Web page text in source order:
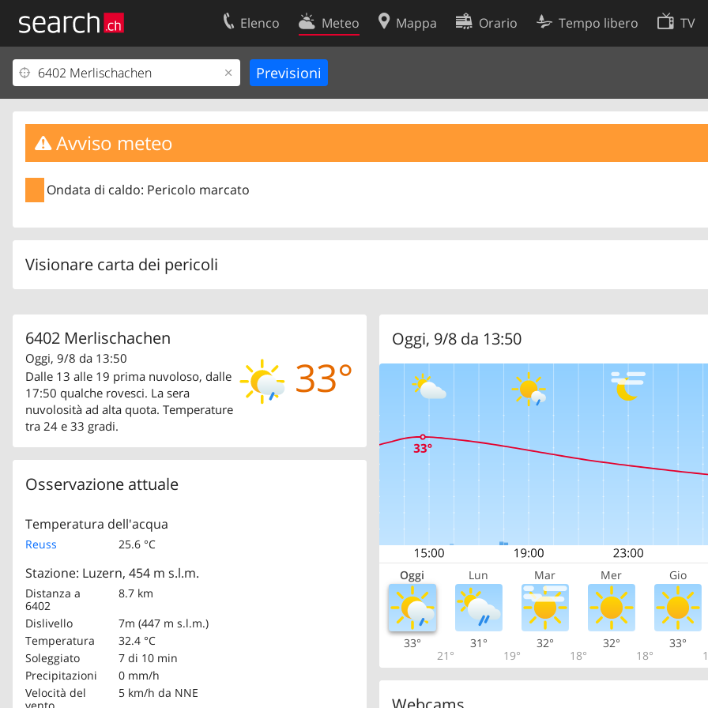
Elenco Meteo Mappa Orario Tempo libero TV
Avviso meteo
Ondata di caldo: Pericolo marcato
Visionare carta dei pericoli
6402 Merlischachen
33°
Oggi, 9/8 da 13:50
Dalle 13 alle 19 prima nuvoloso, dalle
17:50 qualche rovesci. La sera
nuvolosità ad alta quota. Temperature
tra 24 e 33 gradi.
Osservazione attuale
Temperatura dell'acqua
Reuss 25.6 °C
Stazione: Luzern, 454 m s.l.m.
Distanza a
6402
8.7 km
Dislivello
7m (447 m s.l.m.)
Temperatura
32.4 °C
Soleggiato
7 di 10 min
Precipitazioni
0 mm/h
Velocità del
5 km/h da NNE
Oggi, 9/8 da 13:50
Oggi Lun Mar Mer Gio
33°
21°
31°
19°
32°
18°
32°
18°
33°
Il vostro profolio
Area clienti
Informazioni Legali
Contatti
Condizioni d’uso
Protezione dei dati
Preferenze cookie
Sviluppatori